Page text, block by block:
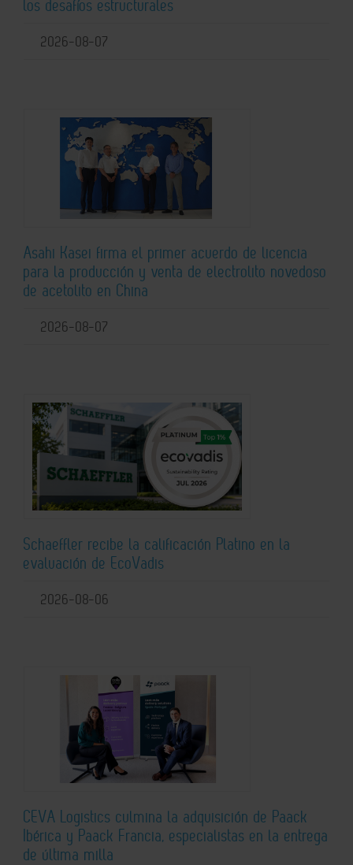
los desafíos estructurales
2026-08-07
Asahi Kasei firma el primer acuerdo de licencia
para la producción y venta de electrolito novedoso
de acetolito en China
2026-08-07
Schaeffler recibe la calificación Platino en la
evaluación de EcoVadis
2026-08-06
CEVA Logistics culmina la adquisición de Paack
Ibérica y Paack Francia, especialistas en la entrega
de última milla